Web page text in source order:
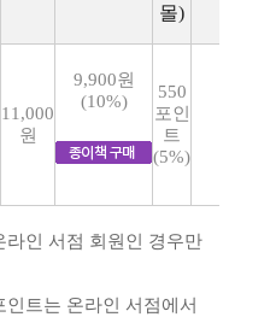
몰)
11,000
원
9,900원
(10%)
550
포인
트
(5%)
라인 서점 회원인 경우만
트는 온라인 서점에서